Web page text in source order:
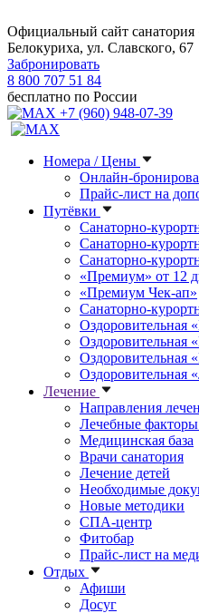
Официальный сайт санатория
Белокуриха, ул. Славского, 67
Забронировать
8 800 707 51 84
бесплатно по России
+7 (960) 948-07-39
Номера / Цены
Онлайн-
Прайс-лист на
Путёвки
Санаторно-
Санаторно-
Санаторно-
«Премиум» от 12
«Премиум Чек-ап»
Санаторно-
Оздоровительная
Оздоровительная
Оздоровительная
Оздоровительная
Лечение
Направления
Лечебные факторы
Медицинская база
Врачи санатория
Лечение детей
Необходимые
Новые методики
СПА-центр
Фитобар
Прайс-лист на
Отдых
Афиши
Досуг